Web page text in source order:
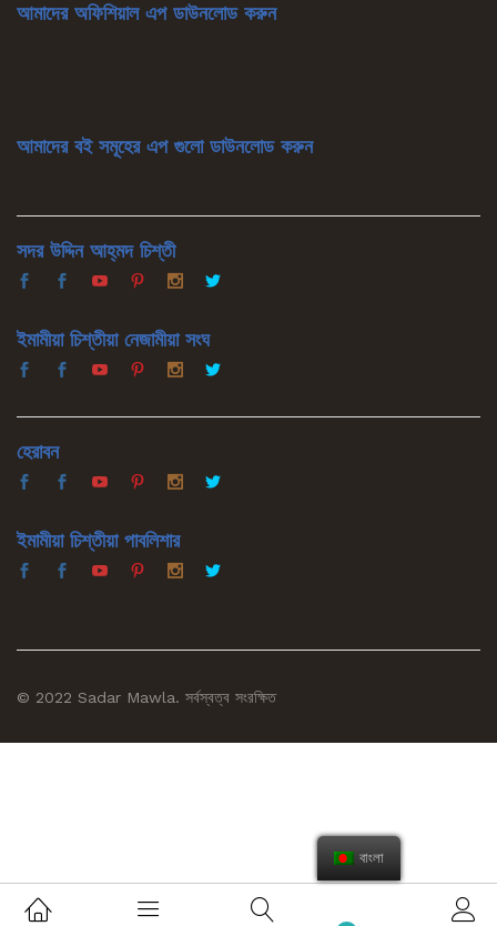
আমাদের অফিশিয়াল এপ ডাউনলোড করুন
আমাদের বই সমূহের এপ গুলো ডাউনলোড করুন
সদর উদ্দিন আহ্‌মদ চিশ্‌তী
ইমামীয়া চিশ্‌তীয়া নেজামীয়া সংঘ
হেরাবন
ইমামীয়া চিশ্‌তীয়া পাবলিশার
© 2022 Sadar Mawla. সর্বস্বত্ব সংরক্ষিত
বাংলা